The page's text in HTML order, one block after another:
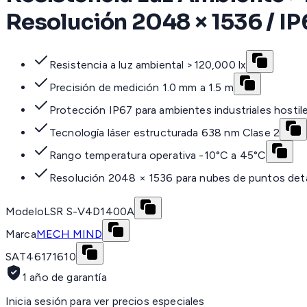
Resolución 2048 × 1536 /
Resistencia a luz ambiental >120,000 lx
Precisión de medición 1.0 mm a 1.5 m
Protección IP67 para ambientes industriales
Tecnología láser estructurada 638 nm Clase 2
Rango temperatura operativa -10°C a 45°C
Resolución 2048 × 1536 para nubes de puntos
ModeloLSR S-V4D1400A
MarcaMECH MIND
SAT46171610
1 año de garantía
Inicia sesión para ver precios especiales